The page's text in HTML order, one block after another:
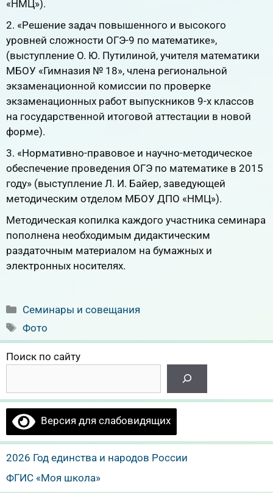
«НМЦ»).
2. «Решение задач повышенного и высокого
уровней сложности ОГЭ-9 по математике»,
(выступление О. Ю. Путилиной, учителя математики
МБОУ «Гимназия № 18», члена региональной
экзаменационной комиссии по проверке
экзаменационных работ выпускников 9-х классов
на государственной итоговой аттестации в новой
форме).
3. «Нормативно-правовое и научно-методическое
обеспечение проведения ОГЭ по математике в 2015
году» (выступление Л. И. Байер, заведующей
методическим отделом МБОУ ДПО «НМЦ»).
Методическая копилка каждого участника семинара
пополнена необходимым дидактическим
раздаточным материалом на бумажных и
электронных носителях.
Рубрики
Семинары и совещания
Метки
Фото
Поиск по сайту
Версия для слабовидящих
2026 Год единства и народов России
ФГИС «Моя школа»